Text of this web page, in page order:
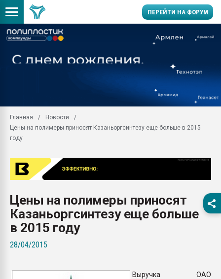
ПЕРЕЙТИ НА ФОРУМ
заводу пластмасс"
первый план в
28.07.2026
ситуацией на
Главная
Новости
Цены на полимеры приносят Казаньоргсинтезу еще больше в 2015
году
Цены на полимеры приносят
Казаньоргсинтезу еще больше
в 2015 году
28/04/2015
Выручка ОАО